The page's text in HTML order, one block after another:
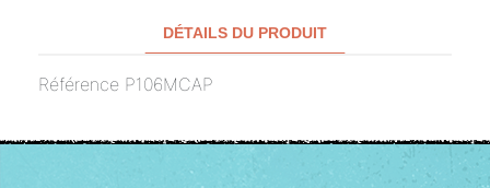
DÉTAILS DU PRODUIT
Référence P106MCAP